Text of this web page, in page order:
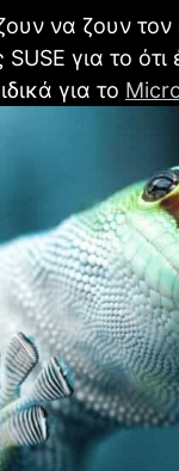
να ζουν
για το ότι
για το